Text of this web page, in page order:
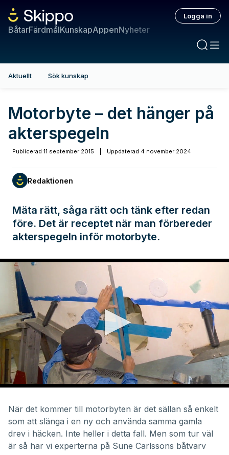
BåtarFärdmålKunskapAppenNyheter
Logga in
Aktuellt Sök kunskap
Motorbyte – det hänger på
akterspegeln
Publicerad 11 september 2015 Uppdaterad 4 november 2024
Redaktionen
Mäta rätt, såga rätt och tänk efter redan
före. Det är receptet när man förbereder
akterspegeln inför motorbyte.
minutes,
44
seconds
När det kommer till motorbyten är det sällan så enkelt
som att slänga i en ny och använda samma gamla
drev i häcken. Inte heller i detta fall. Men som tur väl
är så har vi experterna på Sune Carlssons båtvarv